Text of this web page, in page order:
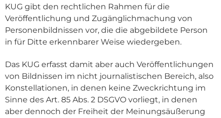
KUG gibt den rechtlichen Rahmen für die
Veröffentlichung und Zugänglichmachung von
Personenbildnissen vor, die die abgebildete Person
in für Ditte erkennbarer Weise wiedergeben.
Das KUG erfasst damit aber auch Veröffentlichungen
von Bildnissen im nicht journalistischen Bereich, also
Konstellationen, in denen keine Zweckrichtung im
Sinne des Art. 85 Abs. 2 DSGVO vorliegt, in denen
aber dennoch der Freiheit der Meinungsäußerung